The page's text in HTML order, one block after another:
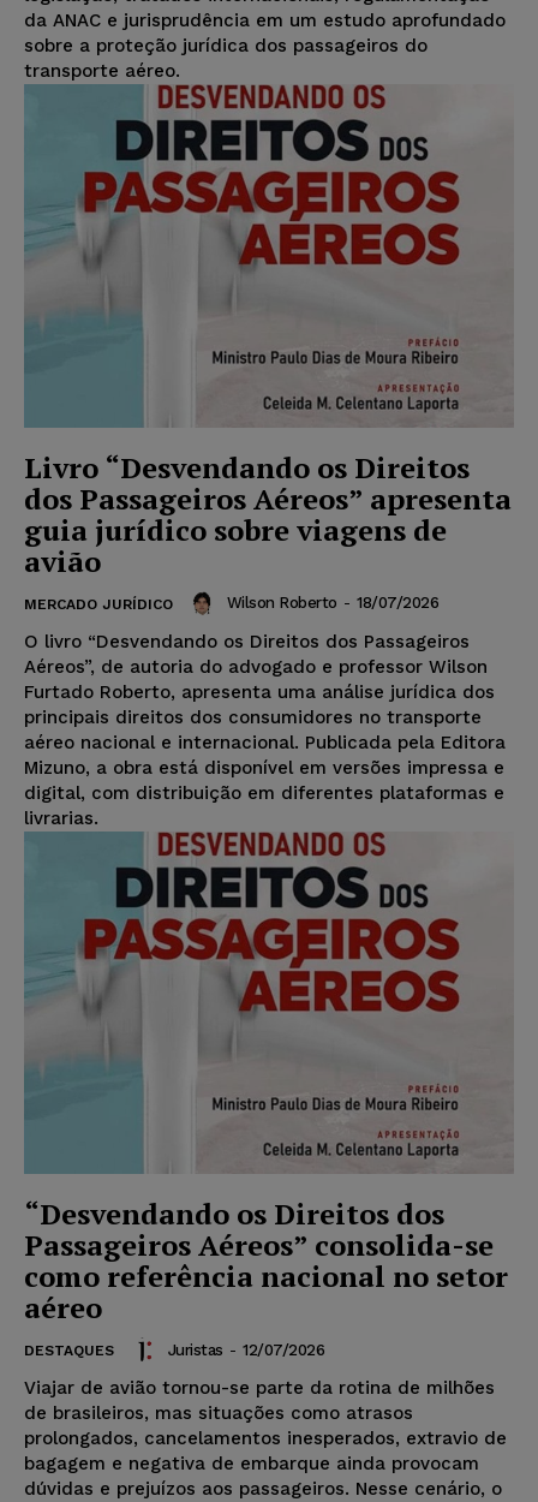
da ANAC e jurisprudência em um estudo aprofundado
sobre a proteção jurídica dos passageiros do
transporte aéreo.
Livro “Desvendando os Direitos
dos Passageiros Aéreos” apresenta
guia jurídico sobre viagens de
avião
MERCADO JURÍDICO Wilson Roberto - 18/07/2026
O livro “Desvendando os Direitos dos Passageiros
Aéreos”, de autoria do advogado e professor Wilson
Furtado Roberto, apresenta uma análise jurídica dos
principais direitos dos consumidores no transporte
aéreo nacional e internacional. Publicada pela Editora
Mizuno, a obra está disponível em versões impressa e
digital, com distribuição em diferentes plataformas e
livrarias.
“Desvendando os Direitos dos
Passageiros Aéreos” consolida-se
como referência nacional no setor
aéreo
DESTAQUES Juristas - 12/07/2026
Viajar de avião tornou-se parte da rotina de milhões
de brasileiros, mas situações como atrasos
prolongados, cancelamentos inesperados, extravio de
bagagem e negativa de embarque ainda provocam
dúvidas e prejuízos aos passageiros. Nesse cenário, o